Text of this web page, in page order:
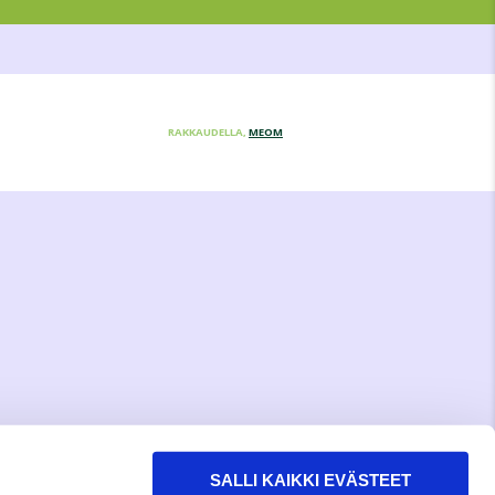
SALLI KAIKKI EVÄSTEET
RAKKAUDELLA, MEOM